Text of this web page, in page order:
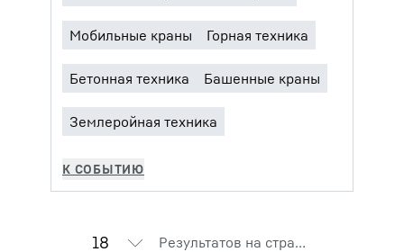
Результатов на странице